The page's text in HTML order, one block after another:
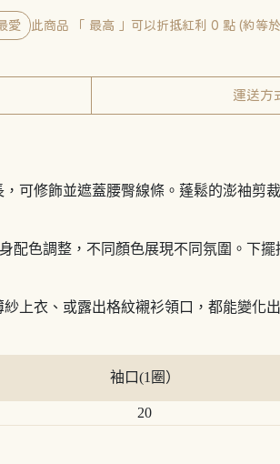
愛 此商品 「 最高 」可以折抵紅利 0 點 (約等於
運送方
可修飾並遮蓋腰臀線條。蓬鬆的澎袖剪
配色調整，不同顏色展現不同氛圍。下
上衣、或露出格紋襯衫領口，都能變化
袖口(1圈）
20